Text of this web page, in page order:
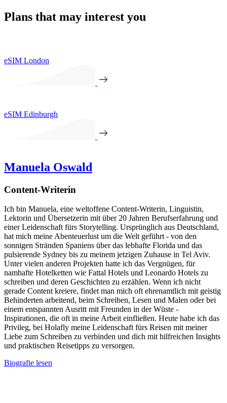
Plans that may interest you
eSIM London
eSIM Edinburgh
Manuela Oswald
Content-Writerin
Ich bin Manuela, eine weltoffene Content-Writerin, Linguistin,
Lektorin und Übersetzerin mit über 20 Jahren Berufserfahrung und
einer Leidenschaft fürs Storytelling. Ursprünglich aus Deutschland,
hat mich meine Abenteuerlust um die Welt geführt - von den
sonnigen Stränden Spaniens über das lebhafte Florida und das
pulsierende Sydney bis zu meinem jetzigen Zuhause in Tel Aviv.
Unter vielen anderen Projekten hatte ich das Vergnügen, für
namhafte Hotelketten wie Fattal Hotels und Leonardo Hotels zu
schreiben und deren Geschichten zu erzählen. Wenn ich nicht
gerade Content kreiere, findet man mich oft ehrenamtlich mit geistig
Behinderten arbeitend, beim Schreiben, Lesen und Malen oder bei
einem entspannten Ausritt mit Freunden in der Wüste -
Inspirationen, die oft in meine Arbeit einfließen. Heute habe ich das
Privileg, bei Holafly meine Leidenschaft fürs Reisen mit meiner
Liebe zum Schreiben zu verbinden und dich mit hilfreichen Insights
und praktischen Reisetipps zu versorgen.
Biografie lesen